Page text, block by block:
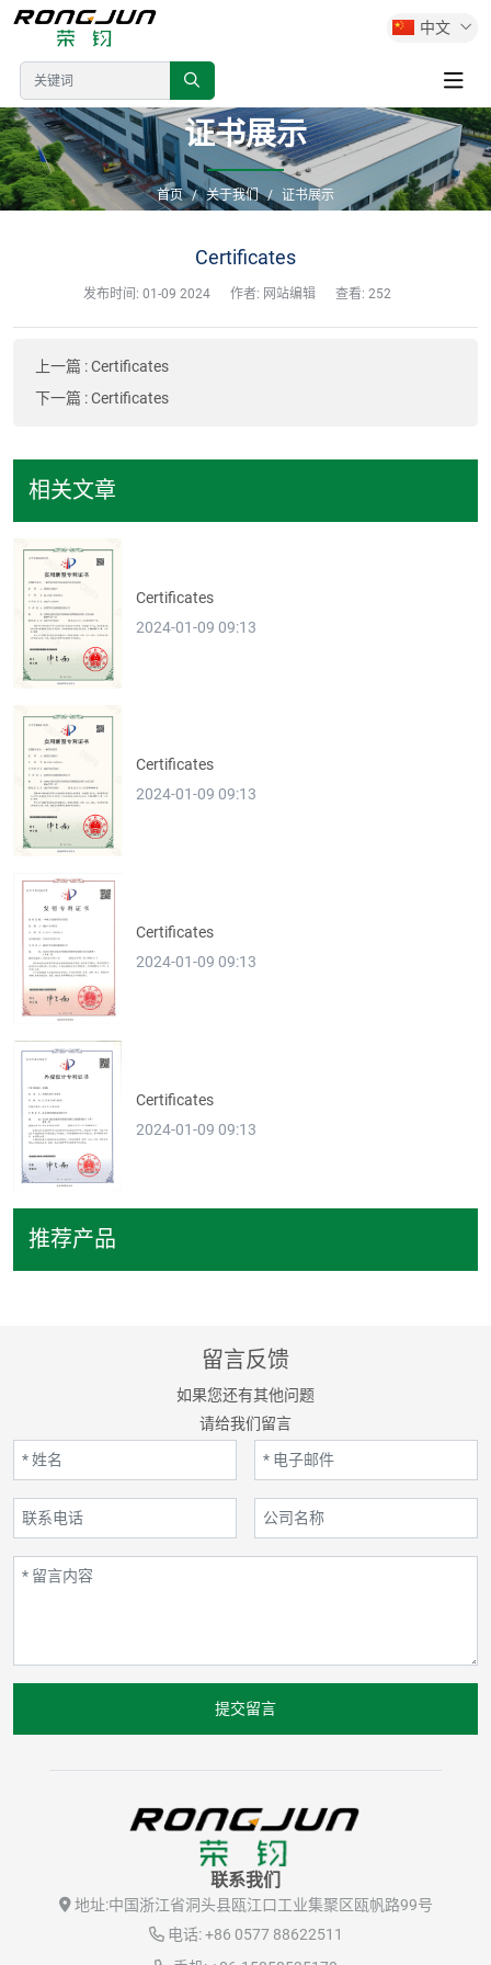
中文
证书展示
首页 关于我们 证书展示
Certificates
发布时间: 01-09 2024 作者: 网站编辑 查看: 252
上一篇 :Certificates
下一篇 :Certificates
相关文章
Certificates
2024-01-09 09:13
Certificates
2024-01-09 09:13
Certificates
2024-01-09 09:13
Certificates
2024-01-09 09:13
推荐产品
留言反馈
如果您还有其他问题
请给我们留言
提交留言
联系我们
地址:中国浙江省洞头县瓯江口工业集聚区瓯帆路99号
电话: +86 0577 88622511